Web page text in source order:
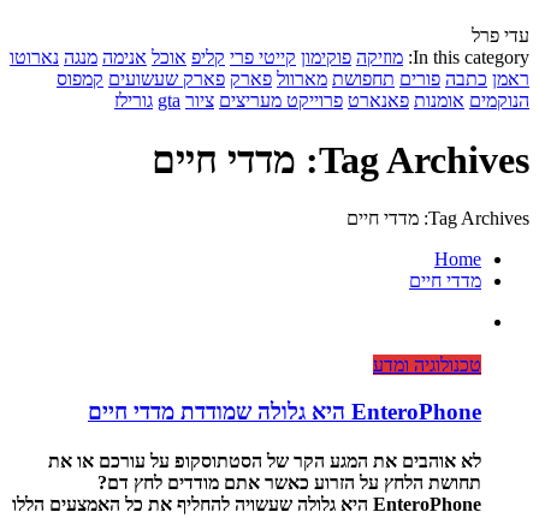
עדי פרל
In this category: מוזיקה פוקימון קייטי פרי קליפ אוכל אנימה מנגה נארוטו
ראמן כתבה פורים תחפושת מארוול פארק פארק שעשועים קמפוס
הנוקמים אומנות פאנארט פרוייקט מעריצים ציור gta גורילז
Tag Archives: מדדי חיים
Tag Archives: מדדי חיים
Home
מדדי חיים
טכנולוגיה ומדע
EnteroPhone היא גלולה שמודדת מדדי חיים
לא אוהבים את המגע הקר של הסטתוסקופ על עורכם או את
תחושת הלחץ על הזרוע כאשר אתם מודדים לחץ דם?
EnteroPhone היא גלולה שעשויה להחליף את כל האמצעים הללו